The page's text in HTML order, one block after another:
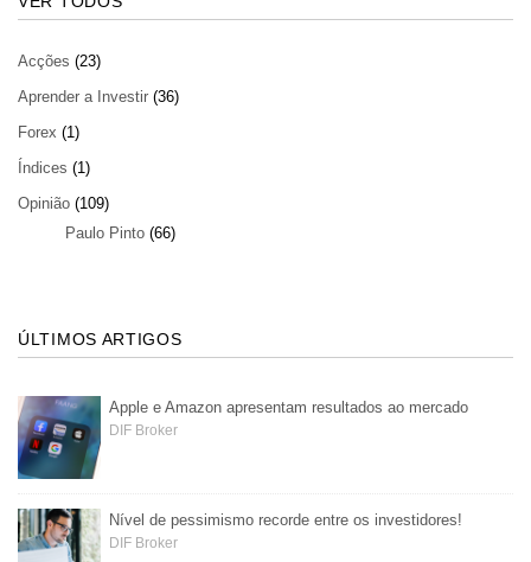
Acções (23)
Aprender a Investir (36)
Forex (1)
Índices (1)
Opinião (109)
Paulo Pinto (66)
ÚLTIMOS ARTIGOS
Apple e Amazon apresentam resultados ao mercado
DIF Broker
Nível de pessimismo recorde entre os investidores!
DIF Broker